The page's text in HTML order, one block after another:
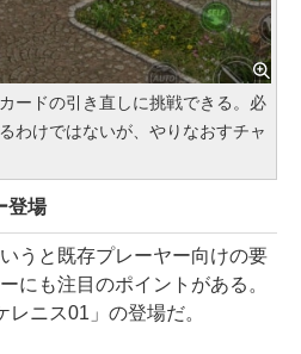
ードの引き直しに挑戦できる。必
わけではないが、やりなおすチャ
登場
うと既存プレーヤー向けの要
にも注目のポイントがある。
ニス01」の登場だ。